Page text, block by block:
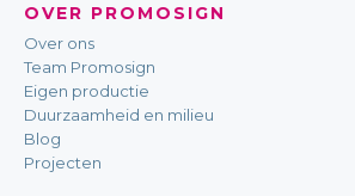
OVER PROMOSIGN
Over ons
Team Promosign
Eigen productie
Duurzaamheid en milieu
Blog
Projecten